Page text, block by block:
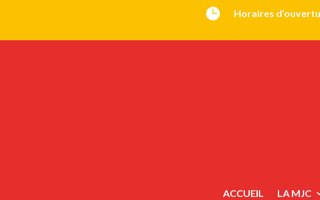
 Horaires
ACCUEIL LA MJC